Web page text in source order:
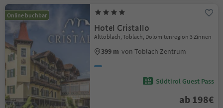
Online buchbar
Hotel Cristallo
Alttoblach, Toblach, Dolomitenregion 3 Zinnen
399 m von Toblach Zentrum
Südtirol Guest Pass
ab 198€